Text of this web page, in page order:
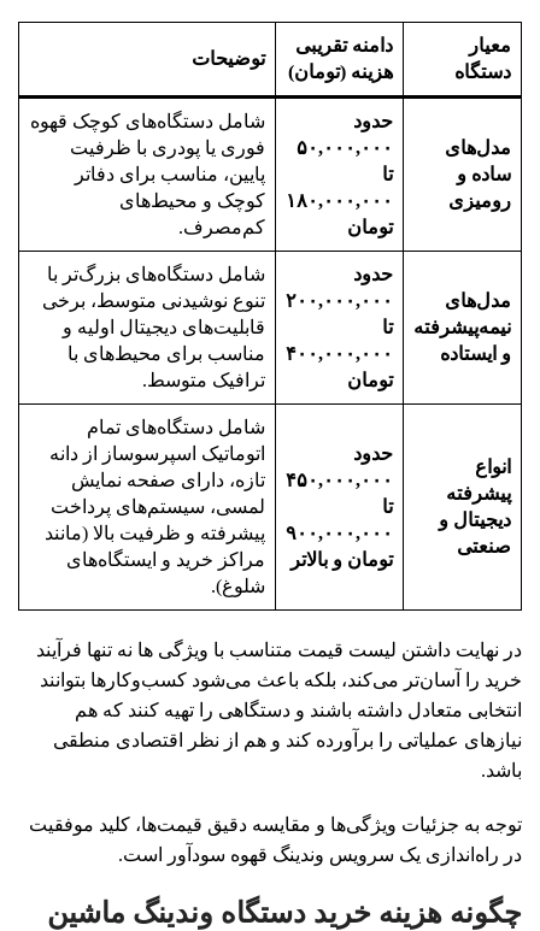
معیار
دستگاه
دامنه تقریبی
هزینه (تومان)
توضیحات
مدل‌های
ساده و
رومیزی
حدود
۵۰,۰۰۰,۰۰۰
تا
۱۸۰,۰۰۰,۰۰۰
تومان
شامل دستگاه‌های کوچک قهوه
فوری یا پودری با ظرفیت
پایین، مناسب برای دفاتر
کوچک و محیط‌های
کم‌مصرف.
مدل‌های
نیمه‌پیشرفته
و ایستاده
حدود
۲۰۰,۰۰۰,۰۰۰
تا
۴۰۰,۰۰۰,۰۰۰
تومان
شامل دستگاه‌های بزرگ‌تر با
تنوع نوشیدنی متوسط، برخی
قابلیت‌های دیجیتال اولیه و
مناسب برای محیط‌های با
ترافیک متوسط.
انواع
پیشرفته
دیجیتال و
صنعتی
حدود
۴۵۰,۰۰۰,۰۰۰
تا
۹۰۰,۰۰۰,۰۰۰
تومان و بالاتر
شامل دستگاه‌های تمام
اتوماتیک اسپرسوساز از دانه
تازه، دارای صفحه نمایش
لمسی، سیستم‌های پرداخت
پیشرفته و ظرفیت بالا (مانند
مراکز خرید و ایستگاه‌های
شلوغ).
در نهایت داشتن لیست قیمت متناسب با ویژگی ها نه تنها فرآیند
خرید را آسان‌تر می‌کند، بلکه باعث می‌شود کسب‌وکارها بتوانند
انتخابی متعادل داشته باشند و دستگاهی را تهیه کنند که هم
نیازهای عملیاتی را برآورده کند و هم از نظر اقتصادی منطقی
باشد.
توجه به جزئیات ویژگی‌ها و مقایسه دقیق قیمت‌ها، کلید موفقیت
در راه‌اندازی یک سرویس وندینگ قهوه سودآور است.
چگونه هزینه خرید دستگاه وندینگ ماشین